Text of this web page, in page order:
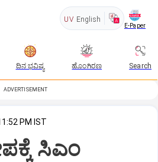
UV English
E-Paper
ದಿನ ಭವಿಷ್ಯ ಹೊಂಗಿರಣ Search
ADVERTISEMENT
PM IST
ಸಿಎಂ